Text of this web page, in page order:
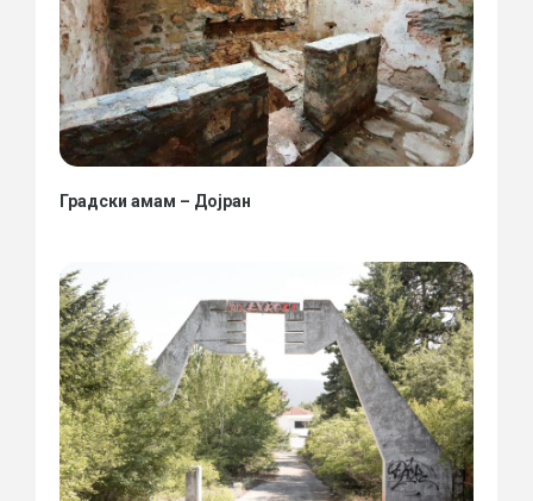
Градски амам – Дојран